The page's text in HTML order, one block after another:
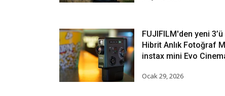
FUJIFILM'den yeni
Hibrit Anlık Fotoğraf
instax mini Evo
Ocak 29, 2026